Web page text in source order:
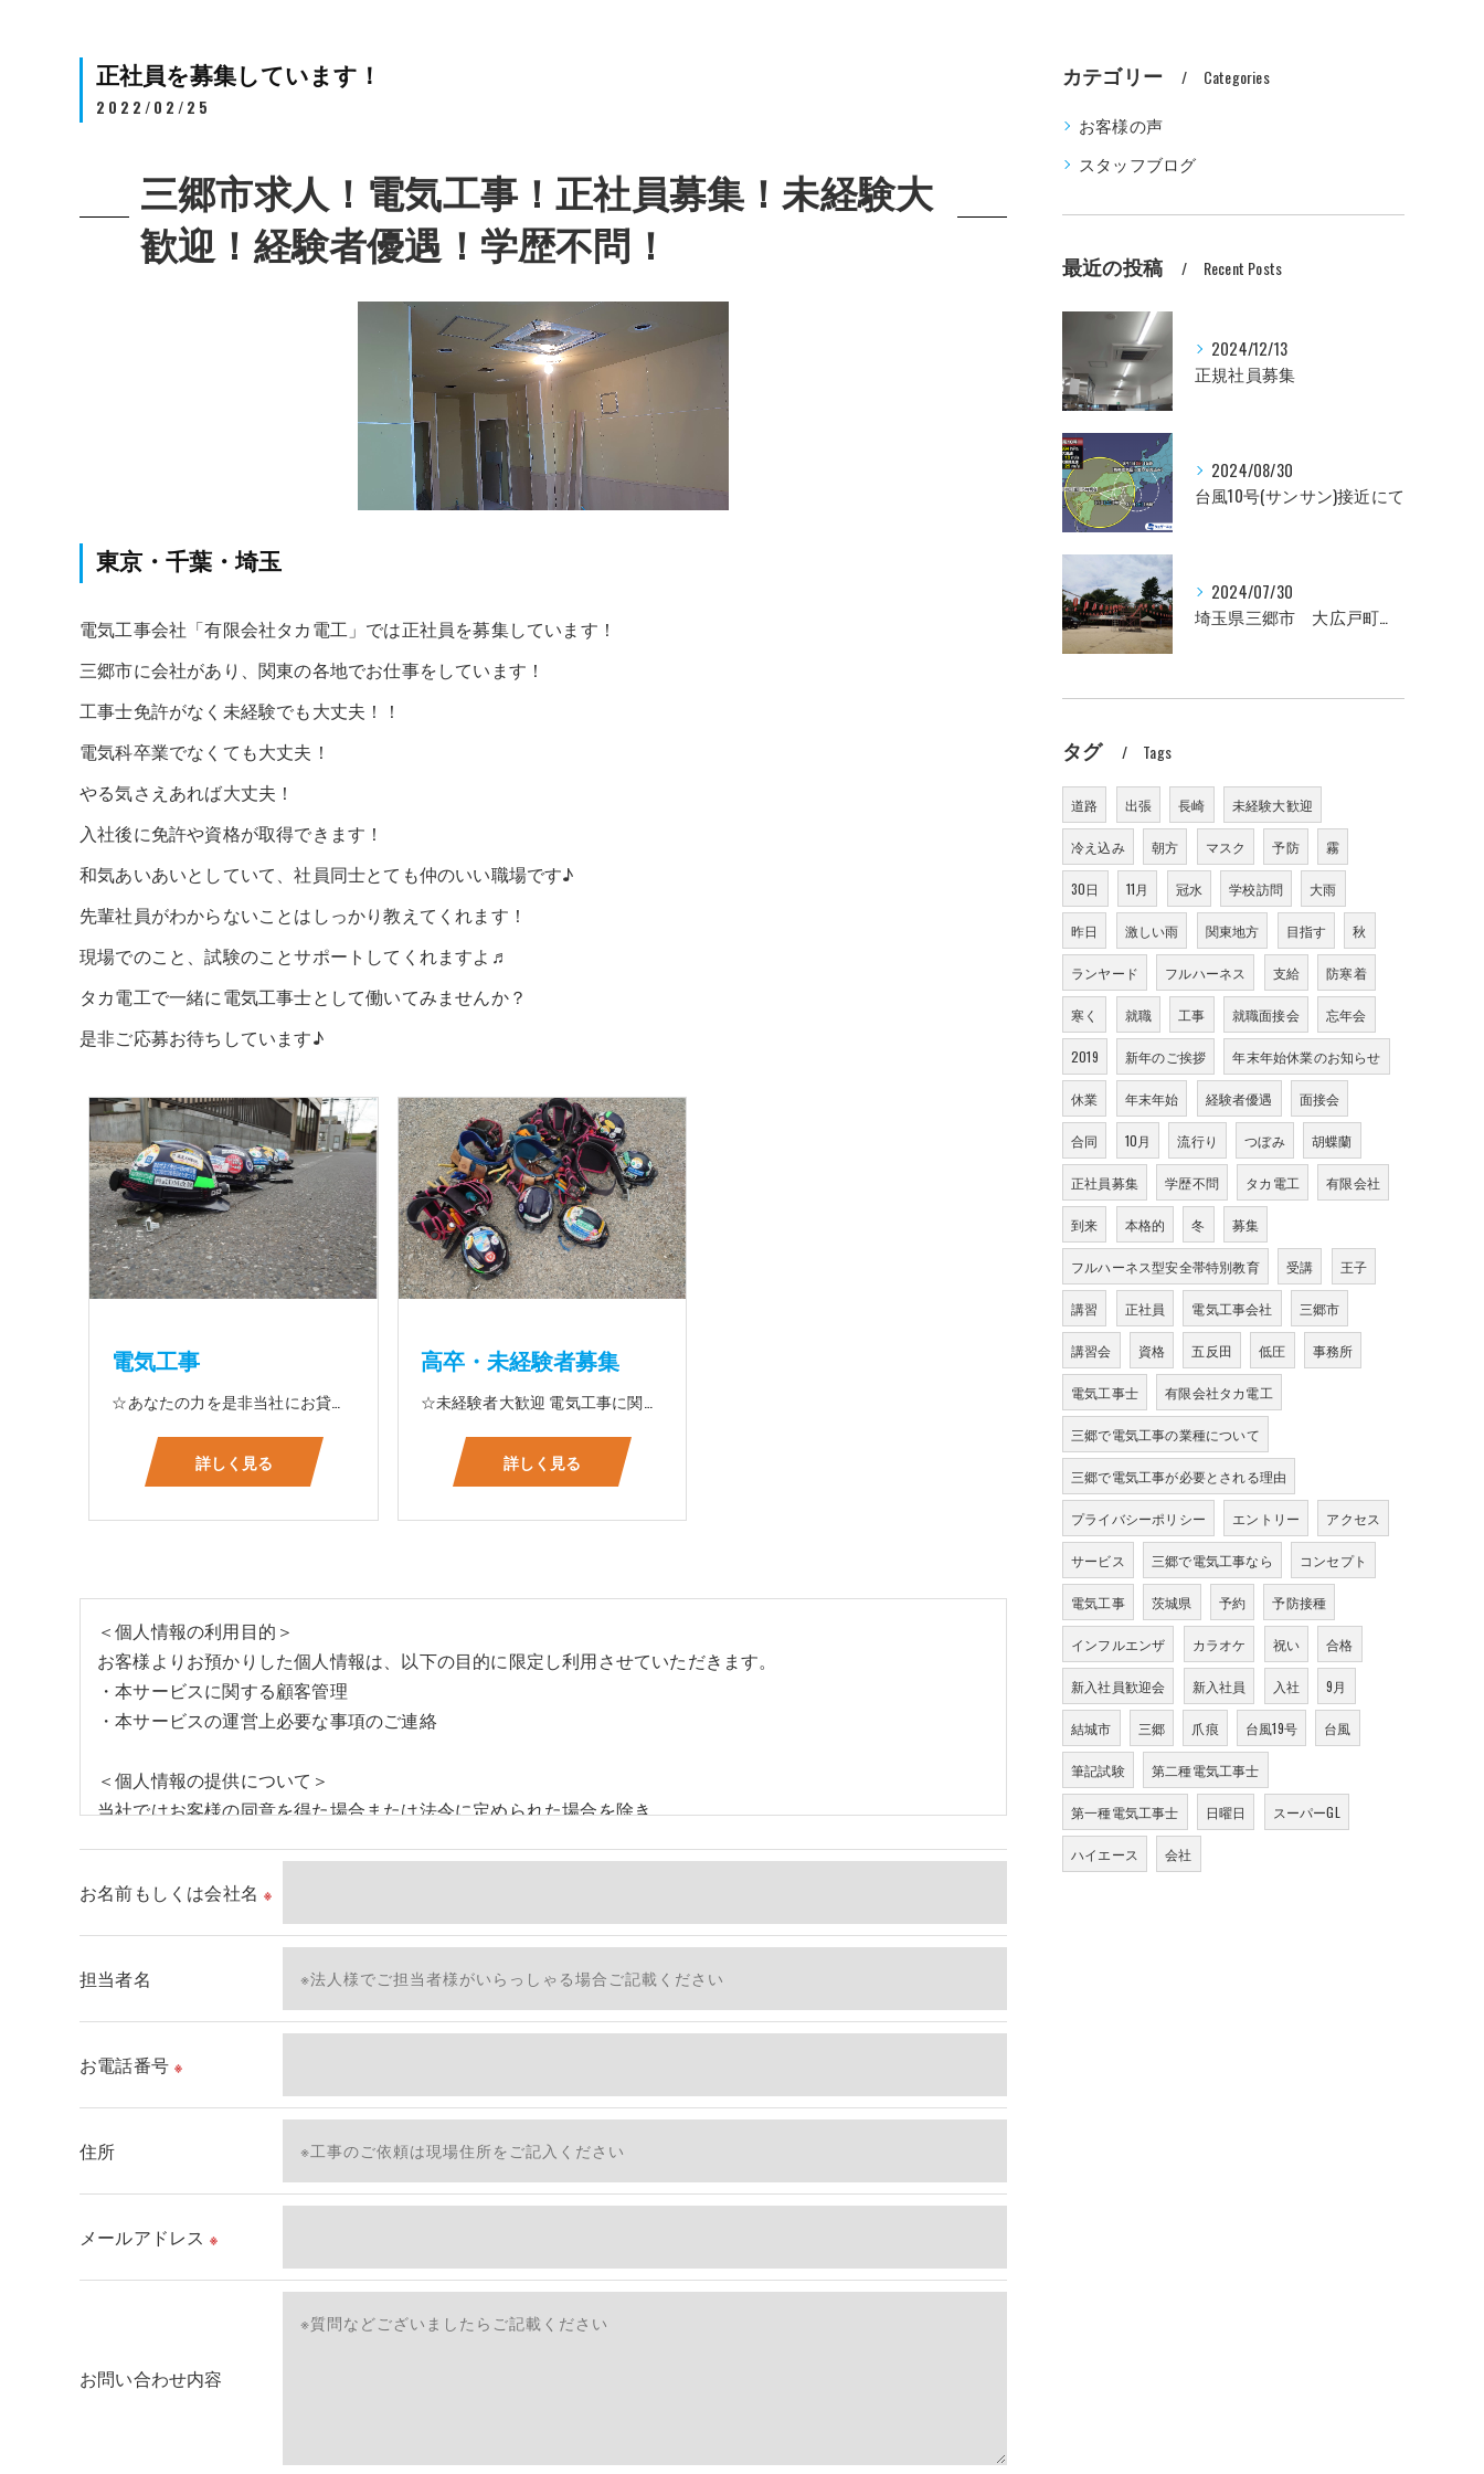
正社員を募集しています！
2022/02/25
三郷市求人！電気工事！正社員募集！未経験大
歓迎！経験者優遇！学歴不問！
東京・千葉・埼玉
電気工事会社「有限会社タカ電工」では正社員を募集しています！
三郷市に会社があり、関東の各地でお仕事をしています！
工事士免許がなく未経験でも大丈夫！！
電気科卒業でなくても大丈夫！
やる気さえあれば大丈夫！
入社後に免許や資格が取得できます！
和気あいあいとしていて、社員同士とても仲のいい職場です♪
先輩社員がわからないことはしっかり教えてくれます！
現場でのこと、試験のことサポートしてくれますよ♬
タカ電工で一緒に電気工事士として働いてみませんか？
是非ご応募お待ちしています♪
電気工事
☆あなたの力を是非当社にお貸して下さい 電気工事に関する事ならオールマイティに対応しております（室内配線・室外配線、スイッチコンセント取付け、照明器具取付け、配電盤取付け、エアコン取付け、LANケーブル配線、アンテナ取付けなど） 【工具支給致します】 また新品工具と新品作業服を完全支給を致します。 高品質の作業服と工具入社してくれた方には支給致します♪
詳しく見る
高卒・未経験者募集
☆未経験者大歓迎 電気工事に関する事ならオールマイティに対応可能‼幅広く技術を身に付けて頂けます（室内配線・室外配線、スイッチコンセント取付け、照明器具取付け、配電盤取付け、エアコン取付け、LANケーブル配線、アンテナ取付けなど） 先輩社員が一から指導を行うため未経験の方でも安心して働いていただけます♪ ☆資格支援制度あり 実績があるからこそ社内で教習と経験を積んでいただくことで資格を当社で発行できることができます。 【工具支給致します】 また新品工具と新品作業服を完全支給を致します。 高品質の作業服と工具入社してくれた方には支給致します♪
詳しく見る
＜個人情報の利用目的＞
お客様よりお預かりした個人情報は、以下の目的に限定し利用させていただきます。
・本サービスに関する顧客管理
・本サービスの運営上必要な事項のご連絡
＜個人情報の提供について＞
当社ではお客様の同意を得た場合または法令に定められた場合を除き、
＜個人情報の委託について＞
当社では、利用目的の達成に必要な範囲において、個人情報を外部に委託する場合があります。
＜個人情報の安全管理＞
＜個人情報を与えなかった場合に生じる結果＞
了承ください。
＜個人情報の開示･訂正・削除･利用停止の手続について＞
ご本人である事を確認のうえ、対応させて頂きます。
個人情報の開示･訂正･削除・利用停止の具体的手続きにつきましては、お電話でお問合せ下さい。v
お名前もしくは会社名 ※
担当者名
お電話番号 ※
住所
メールアドレス ※
お問い合わせ内容
カテゴリー Categories
お客様の声
スタッフブログ
最近の投稿 Recent Posts
2024/12/13
正規社員募集
2024/08/30
台風10号(サンサン)接近にて
2024/07/30
埼玉県三郷市 大広戸町会納涼盆踊り大会のお知らせ 2024
タグ Tags
道路 出張 長崎 未経験大歓迎
冷え込み 朝方 マスク 予防 霧
30日 11月 冠水 学校訪問 大雨
昨日 激しい雨 関東地方 目指す 秋
ランヤード フルハーネス 支給 防寒着
寒く 就職 工事 就職面接会 忘年会
2019 新年のご挨拶 年末年始休業のお知らせ
休業 年末年始 経験者優遇 面接会
合同 10月 流行り つぼみ 胡蝶蘭
正社員募集 学歴不問 タカ電工 有限会社
到来 本格的 冬 募集
フルハーネス型安全帯特別教育 受講 王子
講習 正社員 電気工事会社 三郷市
講習会 資格 五反田 低圧 事務所
電気工事士 有限会社タカ電工
三郷で電気工事の業種について
三郷で電気工事が必要とされる理由
プライバシーポリシー エントリー アクセス
サービス 三郷で電気工事なら コンセプト
電気工事 茨城県 予約 予防接種
インフルエンザ カラオケ 祝い 合格
新入社員歓迎会 新入社員 入社 9月
結城市 三郷 爪痕 台風19号 台風
筆記試験 第二種電気工事士
第一種電気工事士 日曜日 スーパーGL
ハイエース 会社